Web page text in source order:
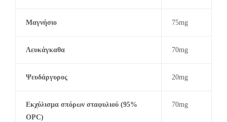
Μαγνήσιο 75mg
Λευκάγκαθα 70mg
Ψευδάργυρος 20mg
Εκχύλισμα σπόρων σταφυλιού (95%
OPC)
70mg